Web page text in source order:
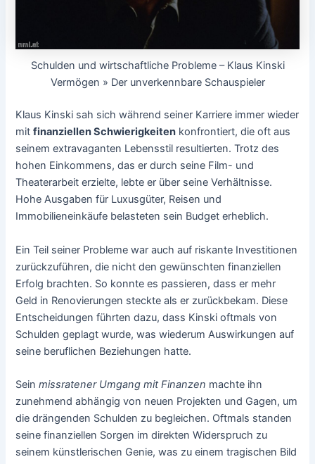
Schulden und wirtschaftliche Probleme – Klaus Kinski
Vermögen » Der unverkennbare Schauspieler
Klaus Kinski sah sich während seiner Karriere immer wieder
mitfinanziellen Schwierigkeiten konfrontiert, die oft aus
seinem extravaganten Lebensstil resultierten. Trotz des
hohen Einkommens, das er durch seine Film- und
Theaterarbeit erzielte, lebte er über seine Verhältnisse.
Hohe Ausgaben für Luxusgüter, Reisen und
Immobilieneinkäufe belasteten sein Budget erheblich.
Ein Teil seiner Probleme war auch auf riskante Investitionen
zurückzuführen, die nicht den gewünschten finanziellen
Erfolg brachten. So konnte es passieren, dass er mehr
Geld in Renovierungen steckte als er zurückbekam. Diese
Entscheidungen führten dazu, dass Kinski oftmals von
Schulden geplagt wurde, was wiederum Auswirkungen auf
seine beruflichen Beziehungen hatte.
Seinmissratener Umgang mit Finanzen machte ihn
zunehmend abhängig von neuen Projekten und Gagen, um
die drängenden Schulden zu begleichen. Oftmals standen
seine finanziellen Sorgen im direkten Widerspruch zu
seinem künstlerischen Genie, was zu einem tragischen Bild